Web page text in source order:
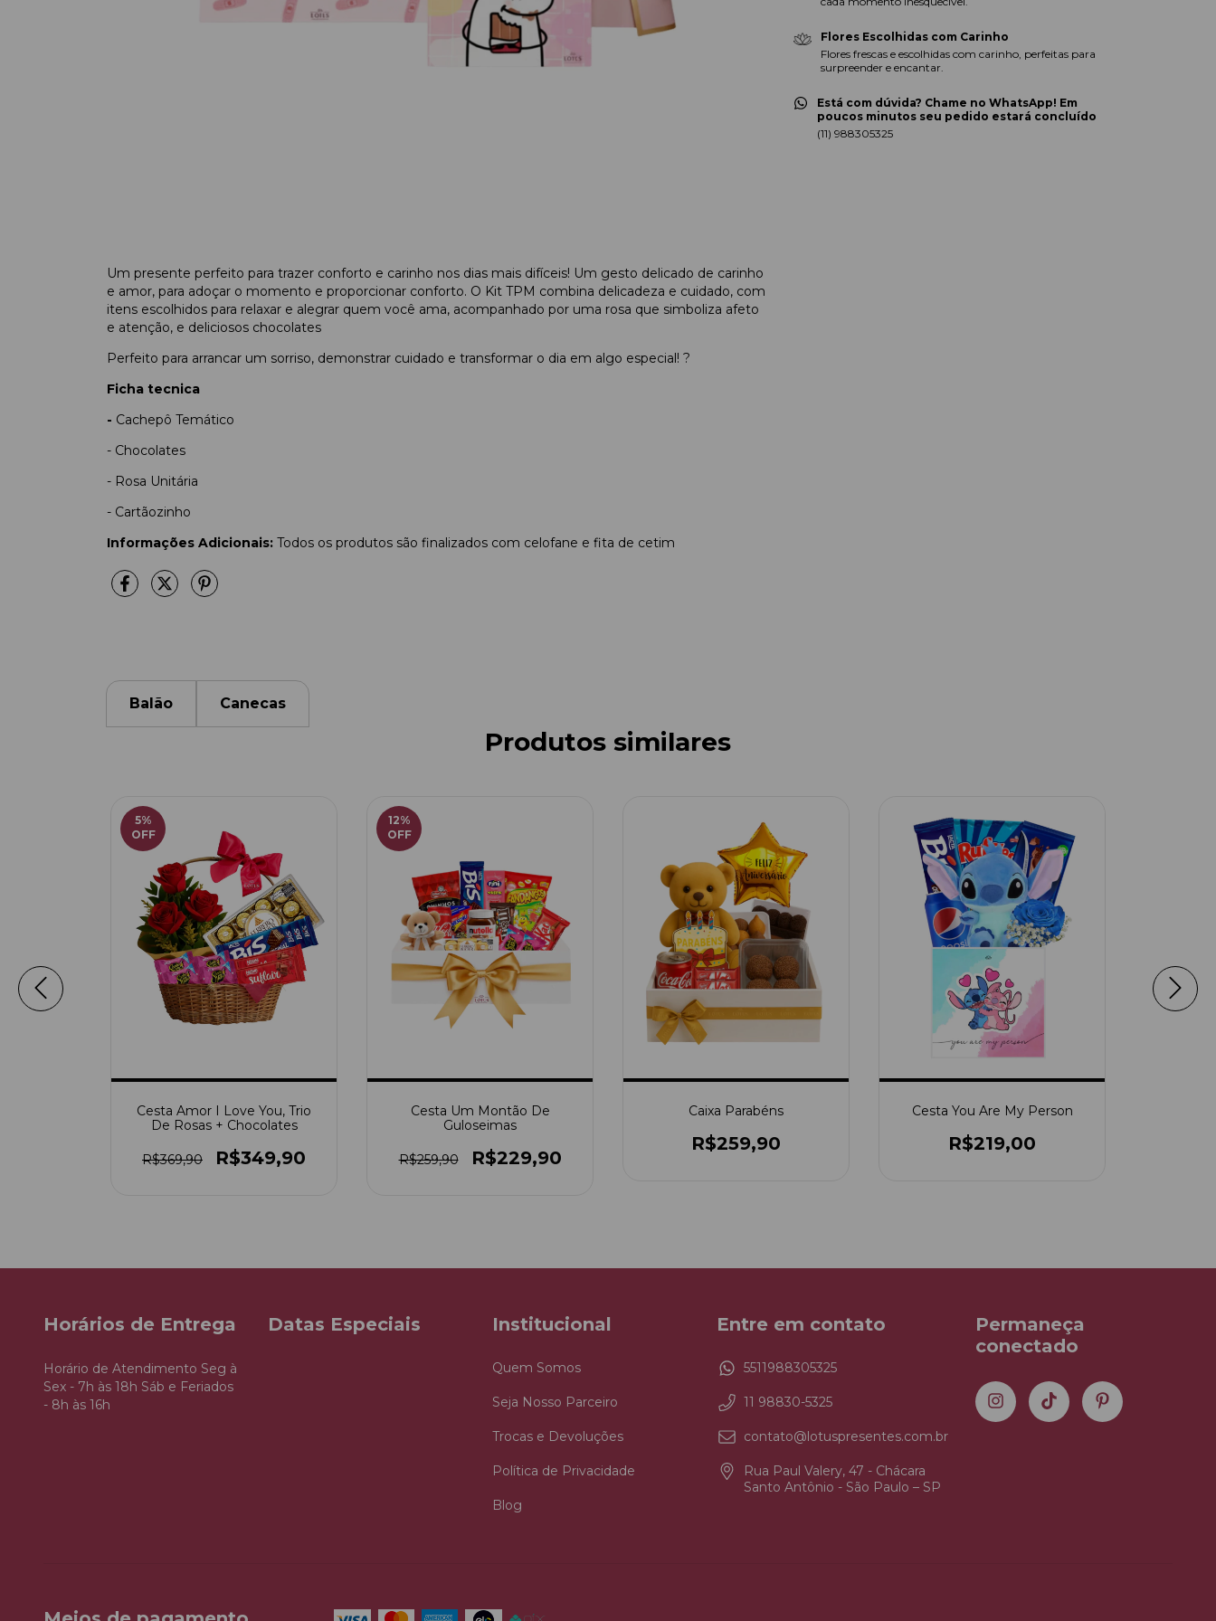
Um presente perfeito para trazer conforto e carinho nos dias mais difíceis! Um gesto delicado de carinho
e amor, para adoçar o momento e proporcionar conforto. O Kit TPM combina delicadeza e cuidado, com
itens escolhidos para relaxar e alegrar quem você ama, acompanhado por uma rosa que simboliza afeto
e atenção, e deliciosos chocolates
Perfeito para arrancar um sorriso, demonstrar cuidado e transformar o dia em algo especial! ?
Ficha tecnica
- Cachepô Temático
- Chocolates
- Rosa Unitária
- Cartãozinho
Informações Adicionais: Todos os produtos são finalizados com celofane e fita de cetim
Flores Escolhidas com Carinho
Flores frescas e escolhidas com carinho, perfeitas para
surpreender e encantar.
Está com dúvida? Chame no WhatsApp! Em
poucos minutos seu pedido estará concluído
(11) 988305325
Balão Canecas
Produtos similares
5%
OFF
Cesta Amor I Love You, Trio
De Rosas + Chocolates
R$369,90 R$349,90
12%
OFF
Cesta Um Montão De
Guloseimas
R$259,90 R$229,90
Caixa Parabéns
R$259,90
Cesta You Are My Person
R$219,00
Horários de Entrega
Horário de Atendimento Seg à
Sex - 7h às 18h Sáb e Feriados
- 8h às 16h
Datas Especiais Institucional
Quem Somos
Seja Nosso Parceiro
Trocas e Devoluções
Política de Privacidade
Blog
Entre em contato
5511988305325
11 98830-5325
contato@lotuspresentes.com.br
Rua Paul Valery, 47 - Chácara
Santo Antônio - São Paulo – SP
Permaneça
conectado